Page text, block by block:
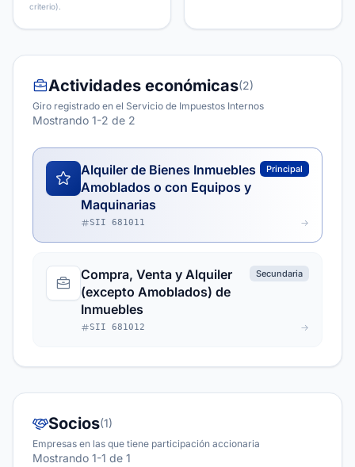
criterio).
Actividades económicas(2)
Giro registrado en el Servicio de Impuestos Internos
Mostrando 1-2 de 2
Alquiler de Bienes Inmuebles
Amoblados o con Equipos y
Maquinarias
Principal
SII 681011
Compra, Venta y Alquiler
(excepto Amoblados) de
Inmuebles
Secundaria
SII 681012
Socios(1)
Empresas en las que tiene participación accionaria
Mostrando 1-1 de 1